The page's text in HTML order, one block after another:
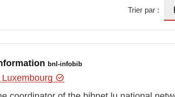
Trier par :
bnl-infobib